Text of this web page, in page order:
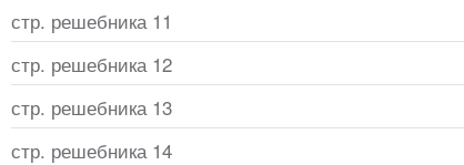
стр. решебника 11
стр. решебника 12
стр. решебника 13
стр. решебника 14